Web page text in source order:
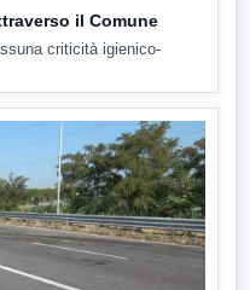
il Comune
criticità igienico-